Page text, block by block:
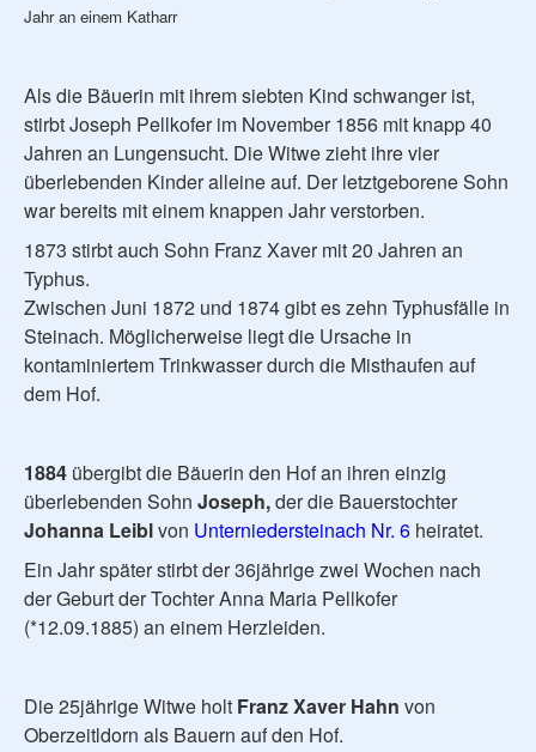
Jahr an einem Katharr
Als die Bäuerin mit ihrem siebten Kind schwanger ist,
stirbt Joseph Pellkofer im November 1856 mit knapp 40
Jahren an Lungensucht. Die Witwe zieht ihre vier
überlebenden Kinder alleine auf. Der letztgeborene Sohn
war bereits mit einem knappen Jahr verstorben.
1873 stirbt auch Sohn Franz Xaver mit 20 Jahren an
Typhus.
Zwischen Juni 1872 und 1874 gibt es zehn Typhusfälle in
Steinach. Möglicherweise liegt die Ursache in
kontaminiertem Trinkwasser durch die Misthaufen auf
dem Hof.
1884 übergibt die Bäuerin den Hof an ihren einzig
überlebenden Sohn Joseph,der die Bauerstochter
Johanna Leiblvon Unterniedersteinach Nr. 6 heiratet.
Ein Jahr später stirbt der 36jährige zwei Wochen nach
der Geburt der Tochter Anna Maria Pellkofer
(*12.09.1885) an einem Herzleiden.
Die 25jährige Witwe holt Franz Xaver Hahn von
Oberzeitldorn als Bauern auf den Hof.